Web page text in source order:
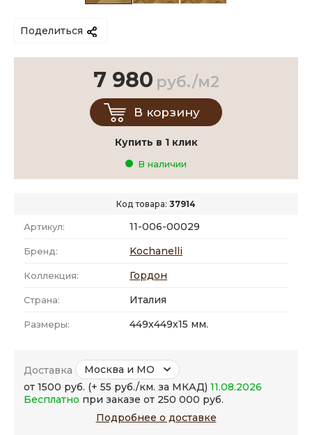
Поделиться
Код товара: 37914
Артикул: 11-006-00029
Бренд: Kochanelli
Коллекция: Гордон
Страна: Италия
Размеры: 449x449x15 мм.
7 980 руб./м2
В корзину
Купить в 1 клик
В наличии
Доставка
Москва и МО
от 1500 руб. (+ 55 руб./км. за МКАД) 11.08.2026
Бесплатно при заказе от 250 000 руб.
Подробнее о доставке